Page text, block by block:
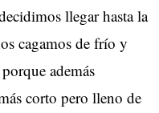
llegar hasta la
cagamos de frío y
además
corto pero lleno de